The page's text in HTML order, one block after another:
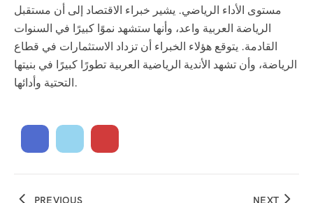
مستوى الأداء الرياضي. يشير خبراء الاقتصاد إلى أن مستقبل
الرياضة العربية واعد، وأنها ستشهد نموًا كبيرًا في السنوات
القادمة. يتوقع هؤلاء الخبراء أن تزداد الاستثمارات في قطاع
الرياضة، وأن تشهد الأندية الرياضية العربية تطورًا كبيرًا في بنيتها
التحتية وأدائها.
PREVIOUS NEXT